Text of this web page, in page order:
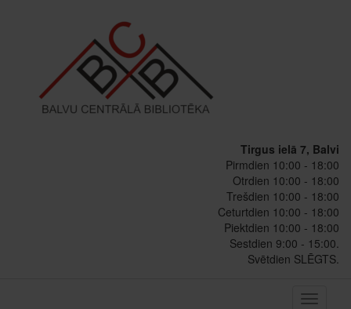
Tirgus ielā 7, Balvi
Pirmdien 10:00 - 18:00
Otrdien 10:00 - 18:00
Trešdien 10:00 - 18:00
Ceturtdien 10:00 - 18:00
Piektdien 10:00 - 18:00
Sestdien 9:00 - 15:00.
Svētdien SLĒGTS.
Toggle